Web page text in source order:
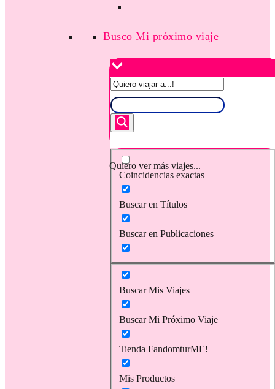
Busco Mi próximo viaje
Quiero ver más viajes...
Coincidencias exactas
Buscar en Títulos
Buscar en Publicaciones
Buscar Mis Viajes
Buscar Mi Próximo Viaje
Tienda FandomturME!
Mis Productos